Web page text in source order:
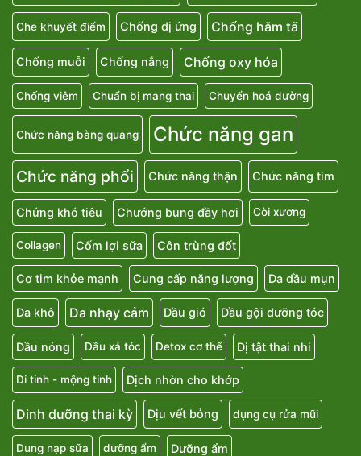
Che khuyết điểm Chống dị ứng Chống hăm tã
Chống muỗi Chống nắng Chống oxy hóa
Chống viêm Chuẩn bị mang thai Chuyển hoá đường
Chức năng bàng quang Chức năng gan
Chức năng phổi Chức năng thận Chức năng tim
Chứng khó tiêu Chướng bụng đầy hơi Còi xương
Collagen Cốm lợi sữa Côn trùng đốt
Cơ tim khỏe mạnh Cung cấp năng lượng Da dầu mụn
Da khô Da nhạy cảm Dầu gió Dầu gội dưỡng tóc
Dầu nóng Dầu xả tóc Detox cơ thể Dị tật thai nhi
Di tinh - mộng tinh Dịch nhờn cho khớp
Dinh dưỡng thai kỳ Dịu vết bỏng dụng cụ rửa mũi
Dung nạp sữa dưỡng ẩm Dưỡng ẩm